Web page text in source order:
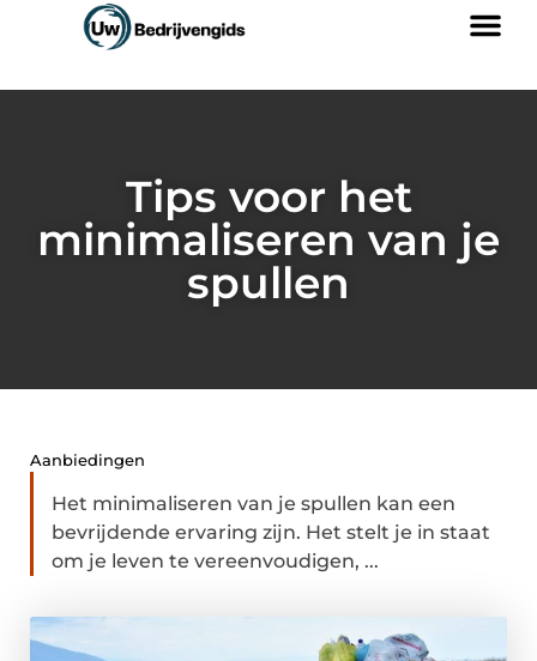
Tips voor het
minimaliseren van je
spullen
Aanbiedingen
Het minimaliseren van je spullen kan een
bevrijdende ervaring zijn. Het stelt je in staat
om je leven te vereenvoudigen, ...